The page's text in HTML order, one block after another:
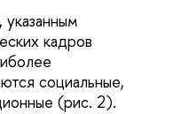
кадров
социальные,
(рис. 2).